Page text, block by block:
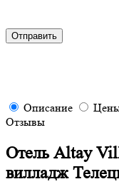
Описание
Отзывы
Отель Altay
вилладж